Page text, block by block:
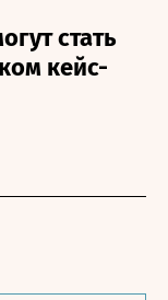
стать
кейс-